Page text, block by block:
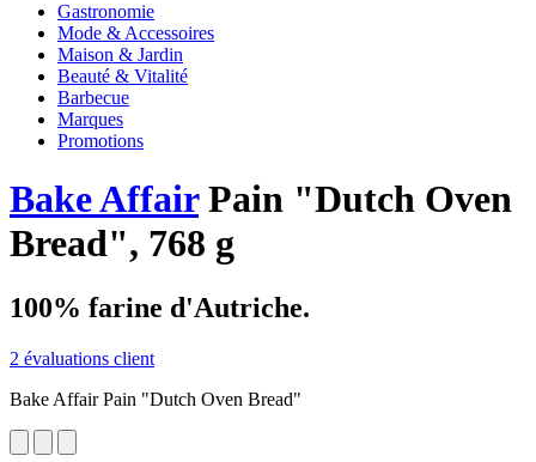
Gastronomie
Mode & Accessoires
Maison & Jardin
Beauté & Vitalité
Barbecue
Marques
Promotions
Bake AffairPain "Dutch Oven
Bread", 768 g
100% farine d'Autriche.
2 évaluations client
Bake Affair Pain "Dutch Oven Bread"